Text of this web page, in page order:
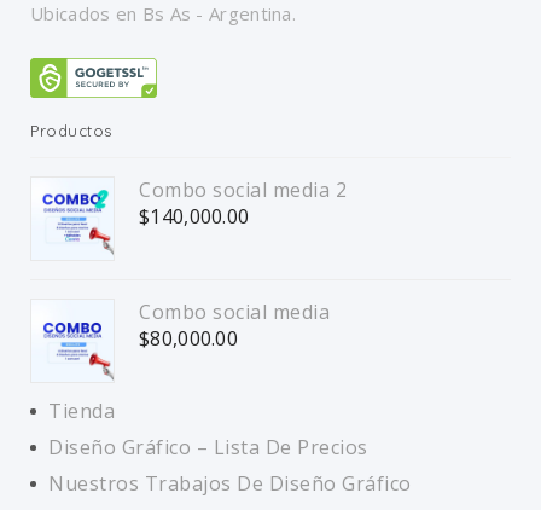
Ubicados en Bs As - Argentina.
Productos
Combo social media 2
$140,000.00
Combo social media
$80,000.00
Tienda
Diseño Gráfico – Lista De Precios
Nuestros Trabajos De Diseño Gráfico